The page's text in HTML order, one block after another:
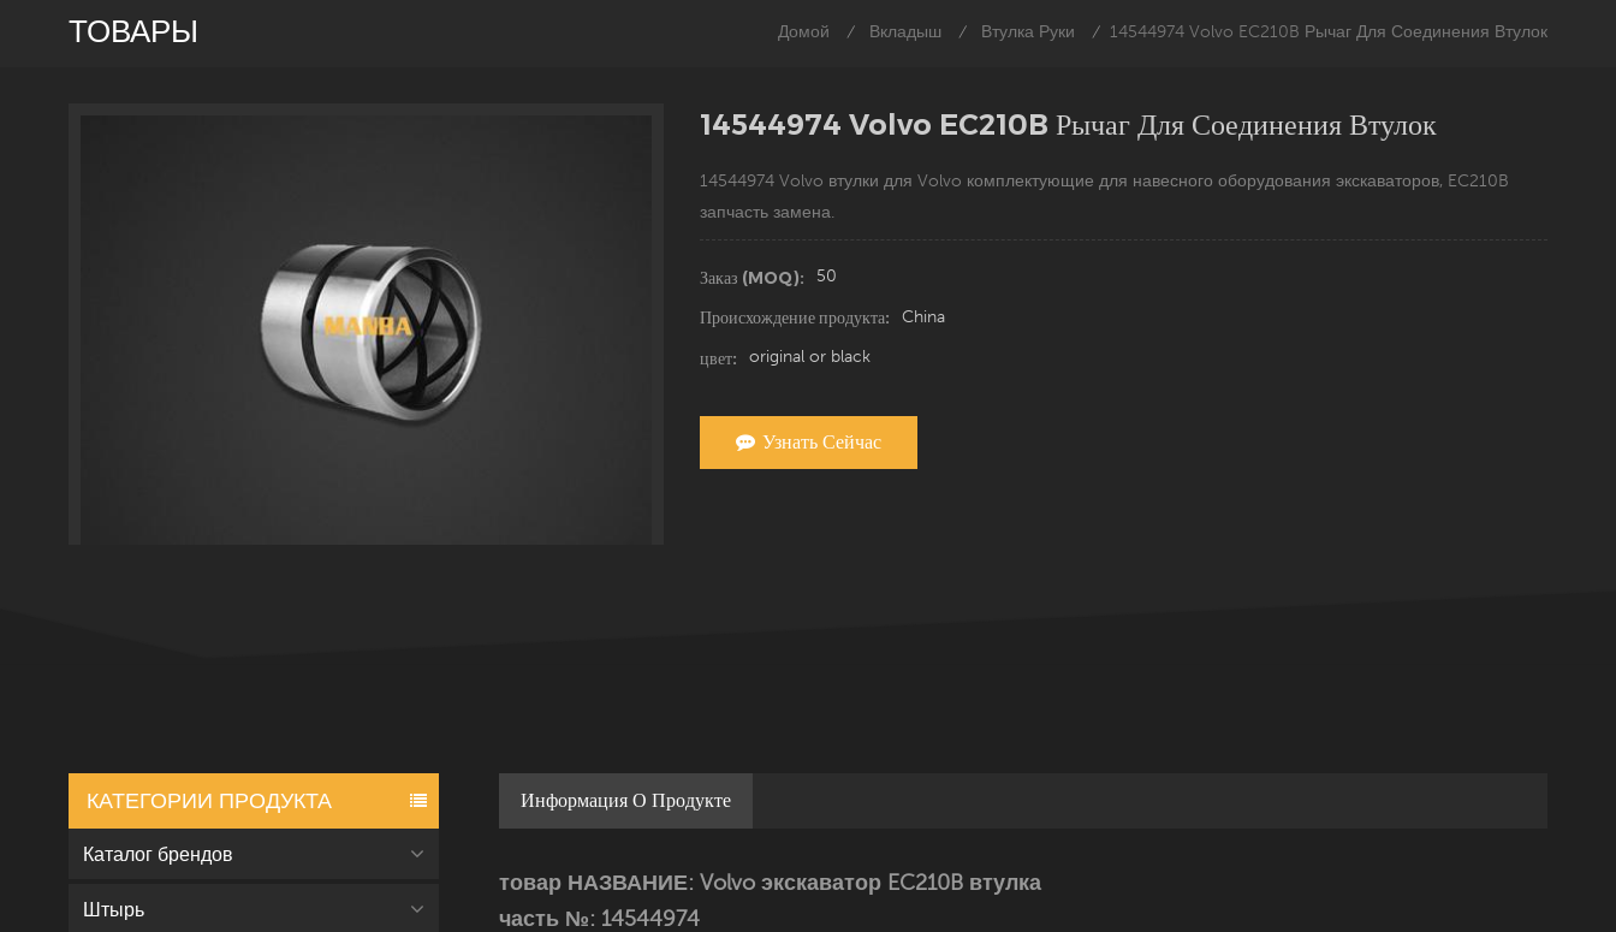
ТОВАРЫ Домой / Вкладыш / Втулка Руки / 14544974 Volvo EC210B Рычаг Для Соединения Втулок
14544974 Volvo EC210B Рычаг Для Соединения Втулок
14544974 Volvo втулки для Volvo комплектующие для навесного оборудования экскаваторов, EC210B
запчасть замена.
Заказ (MOQ): 50
Происхождение продукта: China
цвет: original or black
Узнать Сейчас
КАТЕГОРИИ ПРОДУКТА
Каталог брендов
Штырь
Информация О Продукте
товар НАЗВАНИЕ: Volvo экскаватор EC210B втулка
часть №: 14544974